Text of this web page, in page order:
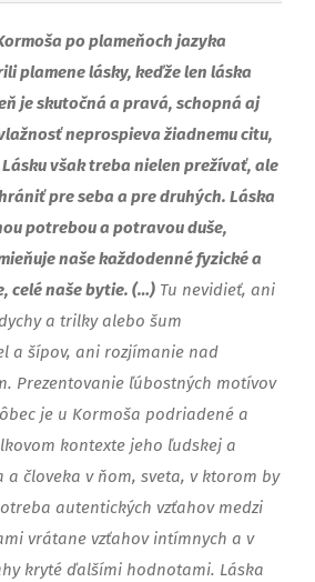
po plameňoch jazyka
plamene lásky, keďže len láska
je skutočná a pravá, schopná aj
neprospieva žiadnemu citu,
však treba nielen prežívať, ale
pre seba a pre druhých. Láska
potrebou a potravou duše,
naše každodenné fyzické a
celé naše bytie. (…) Tu nevidieť, ani
a trilky alebo šum
a šípov, ani rozjímanie nad
Prezentovanie ľúbostných motívov
je u Kormoša podriadené a
kontexte jeho ľudskej a
a človeka v ňom, sveta, v ktorom by
autentických vzťahov medzi
vrátane vzťahov intímnych a v
kryté ďalšími hodnotami. Láska